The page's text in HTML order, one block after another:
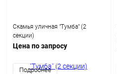
Скамья уличная "Тумба" (2
секции)
Цена по запросу
Подробнее